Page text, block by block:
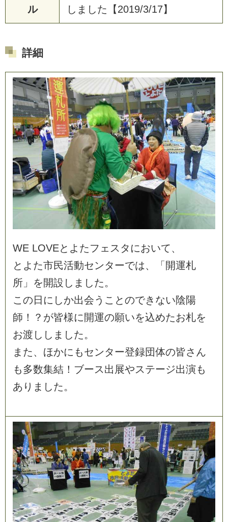
ル
し ま した 【2019/3/17】
詳細
WE LOVEと よ たフ ェ ス タ において、
と よ た市民活動センターでは、 「 開運札
所 」 を開設 し ま した。
こ の 日 に しか出会う こ とのでき ない陰陽
師 ！ ？ が皆様に開運の願いを込めたお札を
お渡 し し ま した。
ま た、 ほかに もセンター登録団体の皆さ ん
も多数集結 ！ ブース出 展やステージ出演も
あ り ま した。